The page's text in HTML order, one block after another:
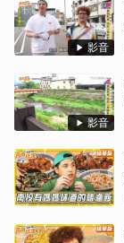
影音
影音